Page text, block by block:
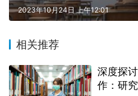
2023年10月24日 上午12:01
相关推荐
深度探
作：研